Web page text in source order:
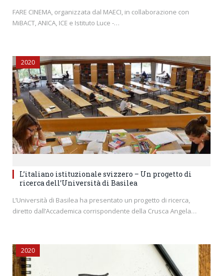
FARE CINEMA, organizzata dal MAECI, in collaborazione con
MiBACT, ANICA, ICE e Istituto Luce -…
2020
L’italiano istituzionale svizzero – Un progetto di
ricerca dell’Università di Basilea
L’Università di Basilea ha presentato un progetto di ricerca,
diretto dall’Accademica corrispondente della Crusca Angela…
2020